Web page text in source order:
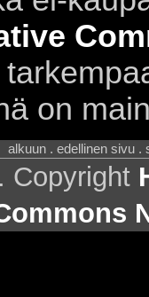
on
alkuun . edellinen sivu .
. Copyright